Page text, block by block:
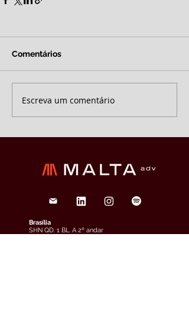
Comentários
Escreva um comentário
Brasília
SHN QD. 1 BL. A 2º andar